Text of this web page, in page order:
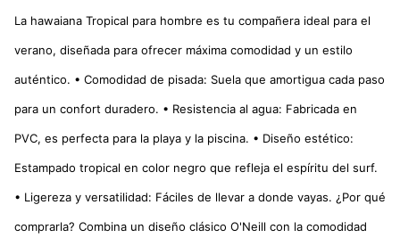
La hawaiana Tropical para hombre es tu compañera ideal para el
verano, diseñada para ofrecer máxima comodidad y un estilo
auténtico. • Comodidad de pisada: Suela que amortigua cada paso
para un confort duradero. • Resistencia al agua: Fabricada en
PVC, es perfecta para la playa y la piscina. • Diseño estético:
Estampado tropical en color negro que refleja el espíritu del surf.
• Ligereza y versatilidad: Fáciles de llevar a donde vayas. ¿Por qué
comprarla? Combina un diseño clásico O'Neill con la comodidad